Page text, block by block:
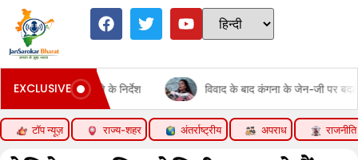
EXCLUSIVEविवाद के बाद कंगना के जेन-जी पर बदले बोल:कहा- ये सरकार की ताकत,
टॉप न्यूज़ राज्य-शहर अंतर्राष्ट्रीय अपराध राजनीति